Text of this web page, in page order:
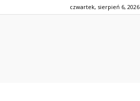
czwartek, sierpień 6, 2026